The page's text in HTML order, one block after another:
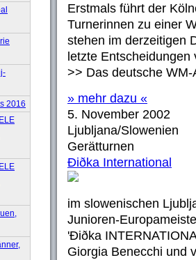
2016
Erstmals führt der
Turnerinnen zu einer
stehen im derzeitigen
letzte
>> Das deutsche WM-
» mehr dazu «
5. November 2002
Ljubljana/Slowenien
Gerätturnen
Ðiðka International
im slowenischen
Junioren-
'Ðiðka
Giorgia Benecchi und